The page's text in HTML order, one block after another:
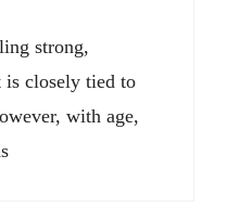
strong,
is closely tied to
with age,